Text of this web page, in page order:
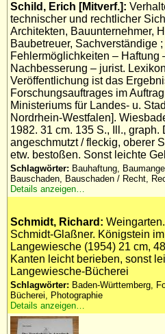
Schild, Erich [Mitverf.]:
technischer und rechtlicher
Architekten, Bauunternehmer,
Baubetreuer, Sachverständige
Fehlermöglichkeiten – Haftung
Nachbesserung – jurist.
Veröffentlichung ist das
Forschungsauftrages im
Ministeriums für Landes- u.
Nordrhein-Westfalen].
1982. 31 cm. 135 S., Ill., graph.
angeschmutzt / fleckig, oberer
etw. bestoßen. Sonst leichte
Schlagwörter: Bauhaftung,
Bauschaden, Bauschaden / Recht,
Details anzeigen…
Schmidt, Richard:
Schmidt-Glaßner. Königstein
Langewiesche (1954) 21 cm,
Kanten leicht berieben, sonst
Langewiesche-Bücherei
Schlagwörter: Baden-Württemberg,
Bücherei, Photographie
Details anzeigen…